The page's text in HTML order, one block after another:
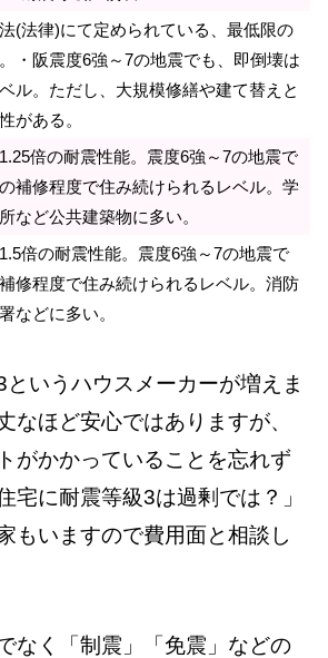
(法律)にて定められている、最低限の
・阪震度6強～7の地震でも、即倒壊は
ル。ただし、大規模修繕や建て替えと
がある。
倍の耐震性能。震度6強～7の地震で
補修程度で住み続けられるレベル。学
など公共建築物に多い。
倍の耐震性能。震度6強～7の地震で
修程度で住み続けられるレベル。消防
などに多い。
いうハウスメーカーが増えま
なほど安心ではありますが、
がかかっていることを忘れず
宅に耐震等級3は過剰では？」
もいますので費用面と相談し
なく「制震」「免震」などの